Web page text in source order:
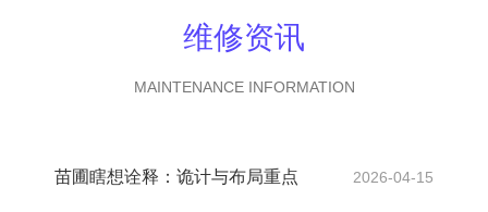
维修资讯
MAINTENANCE INFORMATION
苗圃瞎想诠释：诡计与布局重点 2026-04-15